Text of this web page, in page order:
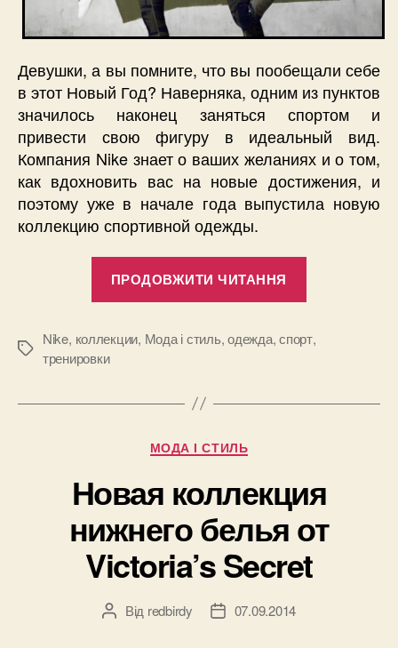
Девушки, а вы помните, что вы пообещали себе
в этот Новый Год? Наверняка, одним из пунктов
значилось наконец заняться спортом и
привести свою фигуру в идеальный вид.
Компания Nike знает о ваших желаниях и о том,
как вдохновить вас на новые достижения, и
поэтому уже в начале года выпустила новую
коллекцию спортивной одежды.
ПРОДОВЖИТИ ЧИТАННЯ
–
кто
Позначки
Nike, коллекции, Мода і стиль,одежда,спорт,
тренировки
Категорії
МОДА І СТИЛЬ
Новая коллекция
нижнего белья от
Victoria’s Secret
Автор
Від redbirdy
Дата07.09.2014